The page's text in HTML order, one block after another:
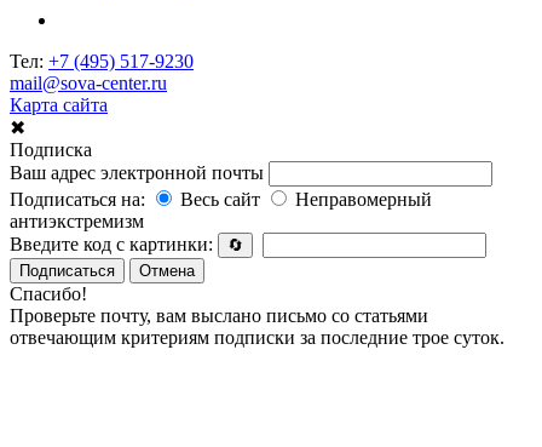
Тел: +7 (495) 517-9230
mail@sova-center.ru
Карта сайта
✖
Подписка
Ваш адрес электронной почты
Подписаться на:
Весь сайт
Неправомерный
антиэкстремизм
Введите код с картинки:
🔄
Подписаться
Отмена
Спасибо!
Проверьте почту, вам выслано письмо со статьями
отвечающим критериям подписки за последние трое суток.